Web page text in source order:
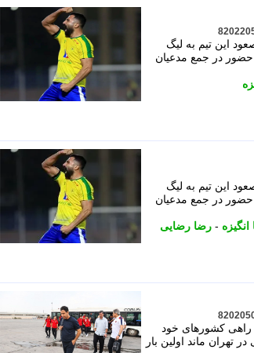
این تیم به لیگ
حضور در جمع مدعیان
این تیم به لیگ
حضور در جمع مدعیان
انگیزه - رضا رضایی
به غیر از دنیل گرا برای استراحت 2 روزه راهی کشورهای خود
در تهران ماند اولین بار